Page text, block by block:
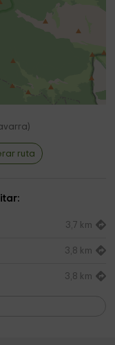
)
ruta
3,7 km
3,8 km
3,8 km